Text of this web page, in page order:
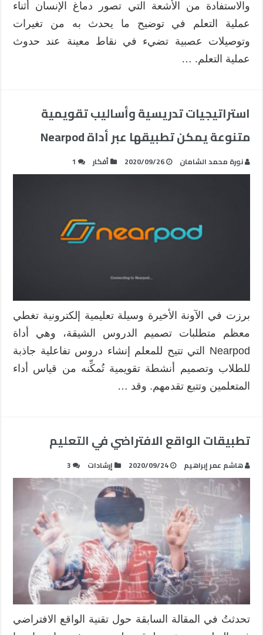
والاستفادة من الأشعة التي تصور دماغ الإنسان أثناء
عملية التعلم في توضيح ما يحدث به من تغيرات
وتوصيلات عصبية تضيء في نقاط معينة عند حدوث
عملية التعلم. …
استراتيجيات تدريسية وأساليب تقويمية
متنوعة يمكن تطبيقها عبر أداة Nearpod
نورة محمد الشامان 2020/09/26 أفكار 1
برزت في الآونة الأخيرة وسيلة تعليمية إلكترونية تغطي
معظم متطلبات تصميم الدروس الشيقة، وهي أداة
Nearpod التي تتيح للمعلم إنشاء دروس تفاعلية جاذبة
للطلاب وتصميم أنشطة تقويمية تُمكِّنه من قياس أداء
المتعلمين وتتبع تقدمهم. وقد …
تطبيقات الواقع الافتراضي في التعليم
هاشم عمر إبراهيم 2020/09/24 إرشادات 3
تحدثتُ في المقالة السابقة حول تقنية الواقع الافتراضي